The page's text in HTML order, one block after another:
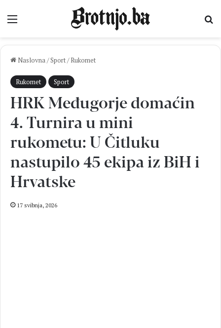
Izbornik
Naslovna/Sport/ Rukomet
Rukomet Sport
HRK Međugorje domaćin
4. Turnira u mini
rukometu: U Čitluku
nastupilo 45 ekipa iz BiH i
Hrvatske
17 svibnja, 2026